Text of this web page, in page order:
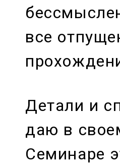
все
Детали и
даю в
Семинаре